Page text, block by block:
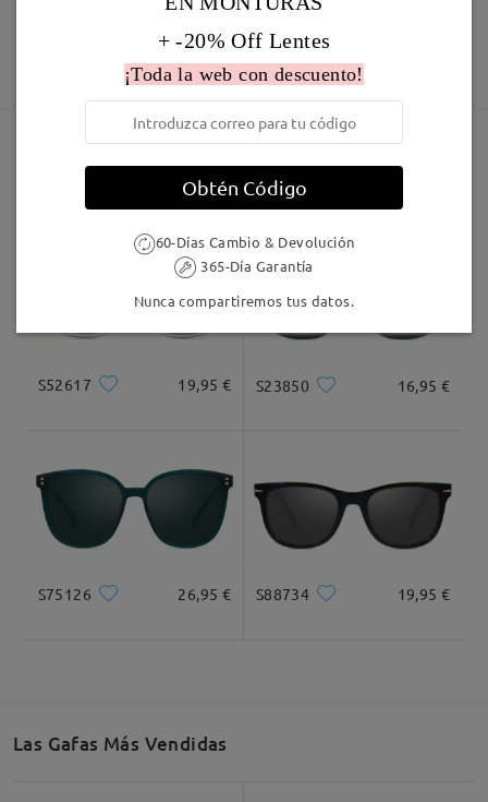
comentarios
5-7 días laborales detalles
Enviado
Envío
5-7 días laborales detalles
60 días de garantía de devolución y cambio
Garantía de 365 días
Descubrir Más
S52617 19,95 € S23850 16,95 €
S75126 26,95 € S88734 19,95 €
Las Gafas Más Vendidas
+ -20% Off Lentes
¡Toda la web con descuento!
Obtén Código
60-Días Cambio & Devolución
365-Día Garantía
Nunca compartiremos tus datos.